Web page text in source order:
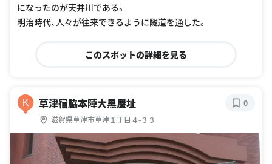
になったのが天井川である。
明治時代、人々が往来できるように隧道を通した。
このスポットの詳細を見る
K 草津宿脇本陣大黒屋址
滋賀県草津市草津１丁目４-３３
0